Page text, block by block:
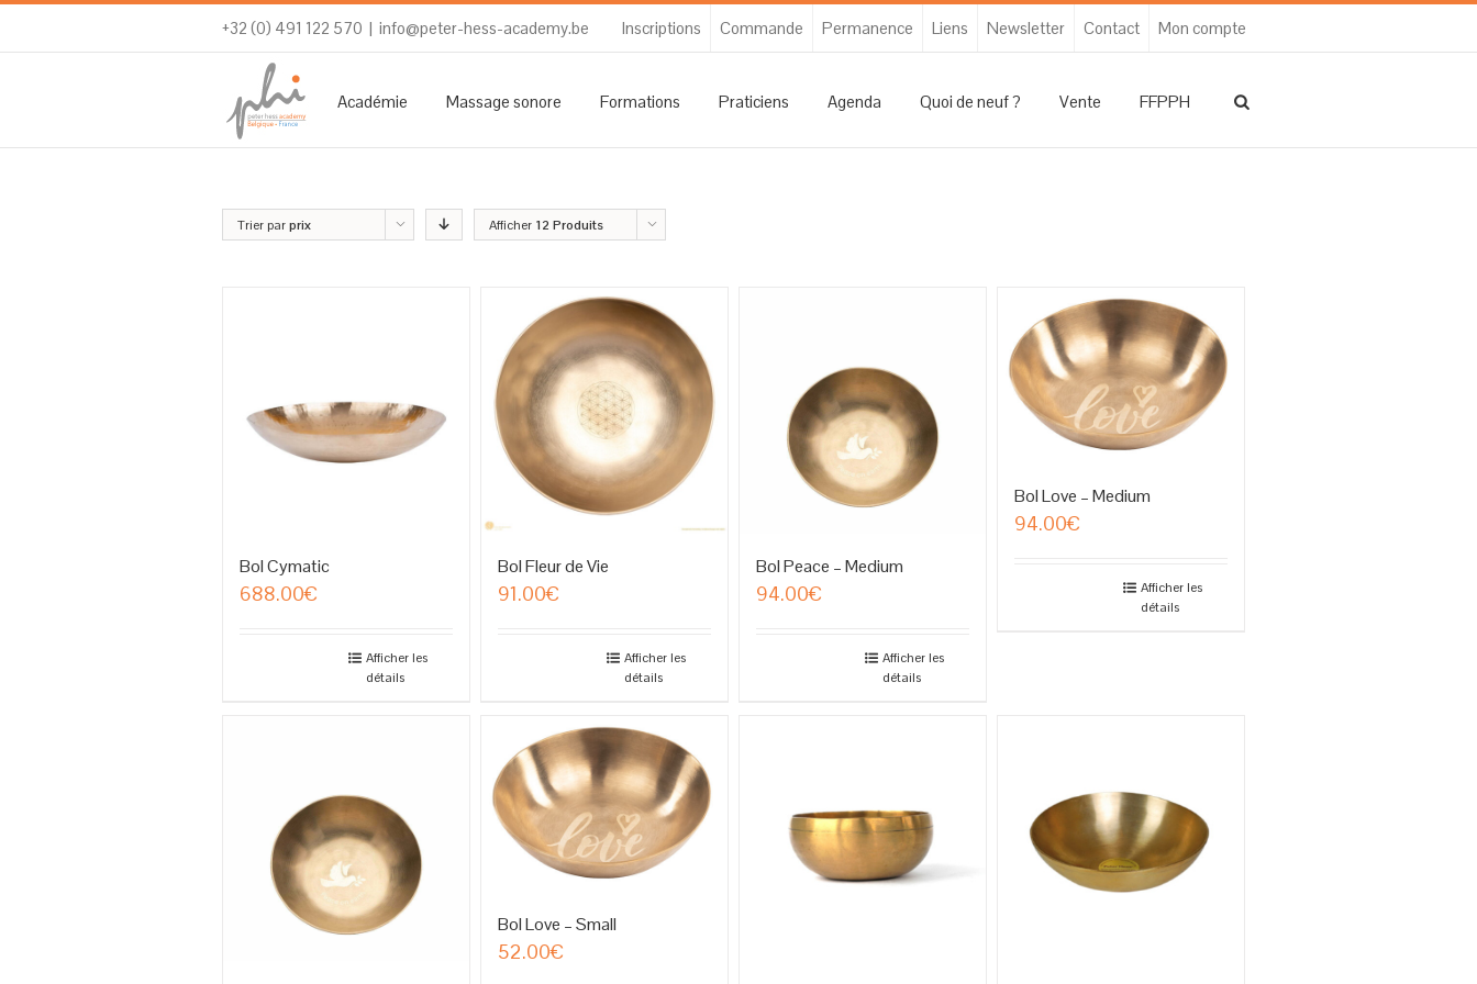
+32 (0) 491 122 570 | info@peter-hess-academy.be Inscriptions Commande Permanence Liens Newsletter Contact Mon compte
Académie Massage sonore Formations Praticiens Agenda Quoi de neuf ? Vente FFPPH
Trier parprix Afficher 12 Produits
Bol Cymatic
688.00€
Afficher les
détails
Bol Fleur de Vie
91.00€
Afficher les
détails
Bol Peace – Medium
94.00€
Afficher les
détails
Bol Love – Medium
94.00€
Afficher les
détails
Bol Love – Small
52.00€